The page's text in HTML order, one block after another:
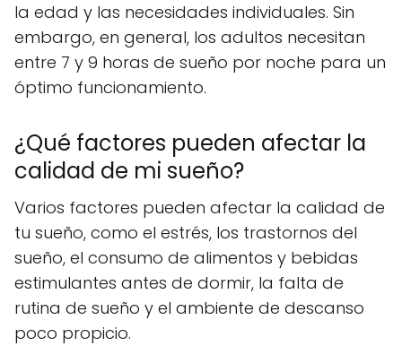
la edad y las necesidades individuales. Sin
embargo, en general, los adultos necesitan
entre 7 y 9 horas de sueño por noche para un
óptimo funcionamiento.
¿Qué factores pueden afectar la
calidad de mi sueño?
Varios factores pueden afectar la calidad de
tu sueño, como el estrés, los trastornos del
sueño, el consumo de alimentos y bebidas
estimulantes antes de dormir, la falta de
rutina de sueño y el ambiente de descanso
poco propicio.